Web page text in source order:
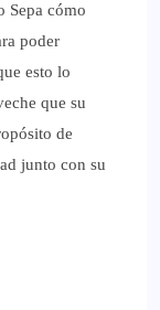
Sepa cómo
poder
esto lo
que su
de
junto con su